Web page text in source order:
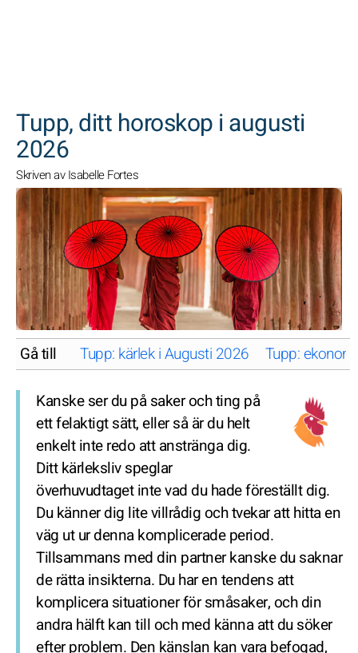
Tupp, ditt horoskop i augusti
2026
Skriven av Isabelle Fortes
Gå till Tupp: kärlek i Augusti 2026 Tupp:
Kanske ser du på saker och ting på
ett felaktigt sätt, eller så är du helt
enkelt inte redo att anstränga dig.
Ditt kärleksliv speglar
överhuvudtaget inte vad du hade föreställt dig.
Du känner dig lite villrådig och tvekar att hitta en
väg ut ur denna komplicerade period.
Tillsammans med din partner kanske du saknar
de rätta insikterna. Du har en tendens att
komplicera situationer för småsaker, och din
andra hälft kan till och med känna att du söker
efter problem. Den känslan kan vara befogad,